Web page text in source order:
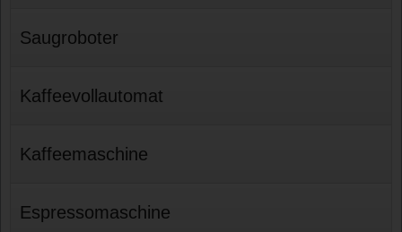
Saugroboter
Kaffeevollautomat
Kaffeemaschine
Espressomaschine